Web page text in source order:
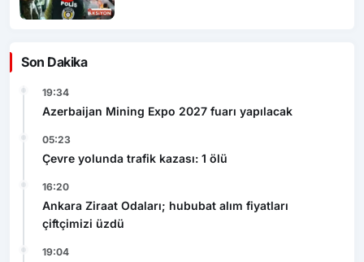
Son Dakika
19:34
Azerbaijan Mining Expo 2027 fuarı yapılacak
05:23
Çevre yolunda trafik kazası: 1 ölü
16:20
Ankara Ziraat Odaları; hububat alım fiyatları
çiftçimizi üzdü
19:04